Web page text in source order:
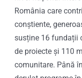
România care
conștiente,
susține 16 fundații
de proiecte și 110
comunitare. Până